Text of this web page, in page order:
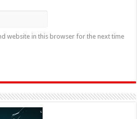
website in this browser for the next time